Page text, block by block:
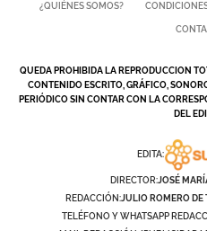
¿QUIÉNES SOMOS?
QUEDA PROHIBIDA LA REPRODUCCION
CONTENIDO ESCRITO, GRÁFICO,
PERIÓDICO SIN CONTAR CON LA
DEL
EDITA:
DIRECTOR:JOSÉ
REDACCIÓN:JULIO ROMERO DE
TELÉFONO Y WHATSAPP